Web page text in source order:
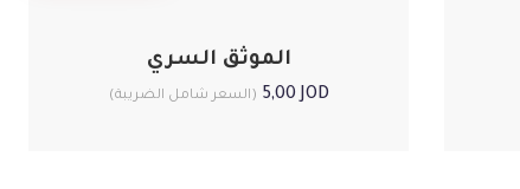
الموثق السري
5,00JOD (السعر شامل الضريبة)